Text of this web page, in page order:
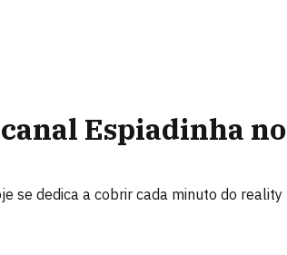
Espiadinha no
se dedica a cobrir cada minuto do reality